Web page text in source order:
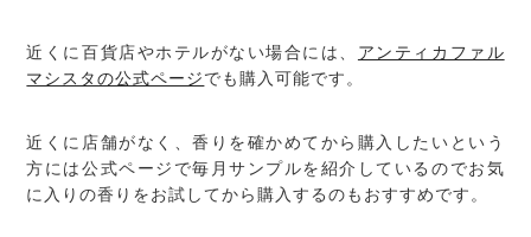
近くに百貨店やホテルがない場合には、 アンティカファル
マシスタの公式ページでも購入可能です。
近くに店舗がなく、香りを確かめてから購入したいという
方には公式ページで毎月サンプルを紹介しているのでお気
に入りの香りをお試してから購入するのもおすすめです。